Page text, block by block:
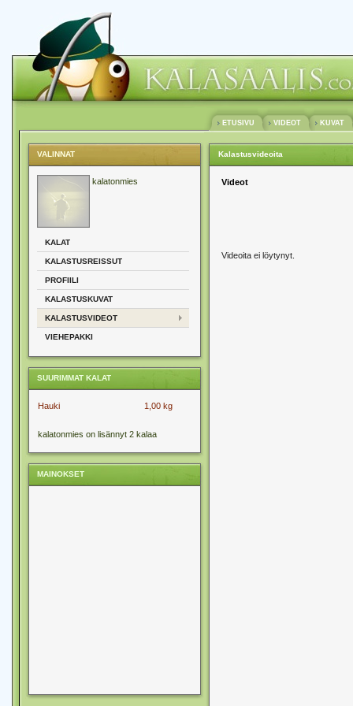
ETUSIVU VIDEOT KUVAT
VALINNAT
kalatonmies
KALAT
KALASTUSREISSUT
PROFIILI
KALASTUSKUVAT
KALASTUSVIDEOT
VIEHEPAKKI
SUURIMMAT KALAT
Hauki 1,00 kg
kalatonmies on lisännyt 2 kalaa
MAINOKSET
Kalastusvideoita
Videot
Videoita ei löytynyt.